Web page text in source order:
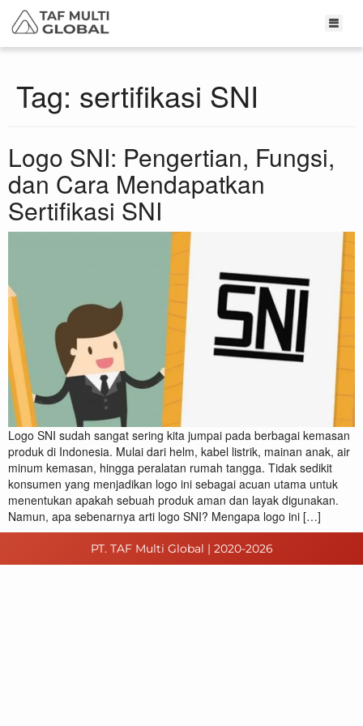
Tag: sertifikasi SNI
Logo SNI: Pengertian, Fungsi,
dan Cara Mendapatkan
Sertifikasi SNI
Logo SNI sudah sangat sering kita jumpai pada berbagai kemasan
produk di Indonesia. Mulai dari helm, kabel listrik, mainan anak, air
minum kemasan, hingga peralatan rumah tangga. Tidak sedikit
konsumen yang menjadikan logo ini sebagai acuan utama untuk
menentukan apakah sebuah produk aman dan layak digunakan.
Namun, apa sebenarnya arti logo SNI? Mengapa logo ini […]
PT. TAF Multi Global | 2020-2026